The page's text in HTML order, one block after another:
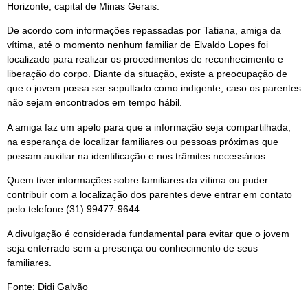
Horizonte, capital de Minas Gerais.
De acordo com informações repassadas por Tatiana, amiga da
vítima, até o momento nenhum familiar de Elvaldo Lopes foi
localizado para realizar os procedimentos de reconhecimento e
liberação do corpo. Diante da situação, existe a preocupação de
que o jovem possa ser sepultado como indigente, caso os parentes
não sejam encontrados em tempo hábil.
A amiga faz um apelo para que a informação seja compartilhada,
na esperança de localizar familiares ou pessoas próximas que
possam auxiliar na identificação e nos trâmites necessários.
Quem tiver informações sobre familiares da vítima ou puder
contribuir com a localização dos parentes deve entrar em contato
pelo telefone (31) 99477-9644.
A divulgação é considerada fundamental para evitar que o jovem
seja enterrado sem a presença ou conhecimento de seus
familiares.
Fonte: Didi Galvão